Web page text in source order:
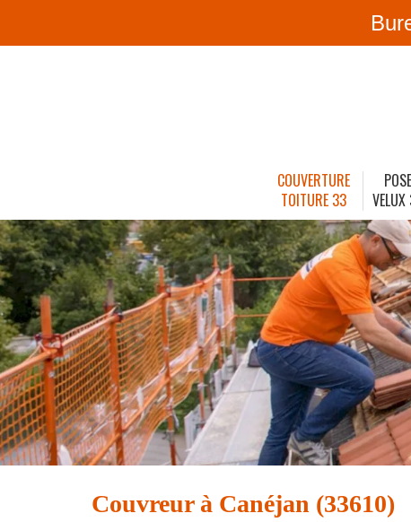
COUVERTURE
TOITURE 33
POSE
Couvreur à Canéjan (33610)